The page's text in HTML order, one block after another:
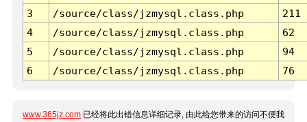
3 /source/class/jzmysql.class.php
211
4
/source/class/jzmysql.class.php
62
5
/source/class/jzmysql.class.php
94
6
/source/class/jzmysql.class.php 76
www.365jz.com 已经将此出错信息详细记录, 由此给您带来的访问不便我